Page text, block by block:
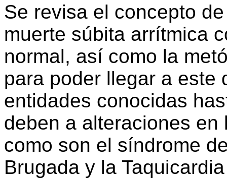
Se revisa el concepto
muerte súbita arrítmica
normal, así como la
para poder llegar a este
entidades conocidas
deben a alteraciones
como son el síndrome
Brugada y la